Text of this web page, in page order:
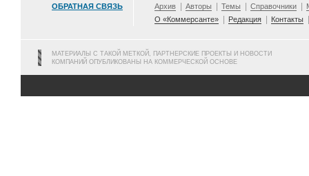
ОБРАТНАЯ СВЯЗЬ Архив Авторы Темы Справочники
О «Коммерсанте»
Редакция Контакты
МАТЕРИАЛЫ С ТАКОЙ МЕТКОЙ, ПАРТНЕРСКИЕ ПРОЕКТЫ И НОВОСТИ
КОМПАНИЙ ОПУБЛИКОВАНЫ НА КОММЕРЧЕСКОЙ ОСНОВЕ